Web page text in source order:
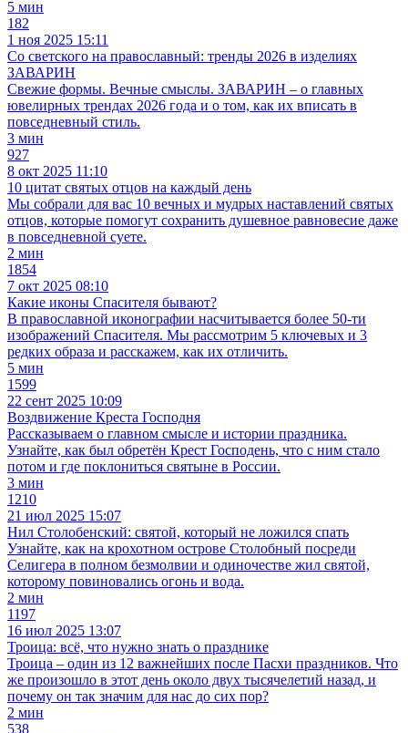
5 мин
182
1 ноя 2025 15:11
Со светского на православный: тренды 2026 в изделиях
ЗАВАРИН
Свежие формы. Вечные смыслы. ЗАВАРИН – о главных
ювелирных трендах 2026 года и о том, как их вписать в
повседневный стиль.
3 мин
927
8 окт 2025 11:10
10 цитат святых отцов на каждый день
Мы собрали для вас 10 вечных и мудрых наставлений святых
отцов, которые помогут сохранить душевное равновесие даже
в повседневной суете.
2 мин
1854
7 окт 2025 08:10
Какие иконы Спасителя бывают?
В православной иконографии насчитывается более 50-ти
изображений Спасителя. Мы рассмотрим 5 ключевых и 3
редких образа и расскажем, как их отличить.
5 мин
1599
22 сент 2025 10:09
Воздвижение Креста Господня
Рассказываем о главном смысле и истории праздника.
Узнайте, как был обретён Крест Господень, что с ним стало
потом и где поклониться святыне в России.
3 мин
1210
21 июл 2025 15:07
Нил Столобенский: святой, который не ложился спать
Узнайте, как на крохотном острове Столобный посреди
Селигера в полном безмолвии и одиночестве жил святой,
которому повиновались огонь и вода.
2 мин
1197
16 июл 2025 13:07
Троица: всё, что нужно знать о празднике
Троица – один из 12 важнейших после Пасхи праздников. Что
же произошло в этот день около двух тысячелетий назад, и
почему он так значим для нас до сих пор?
2 мин
538